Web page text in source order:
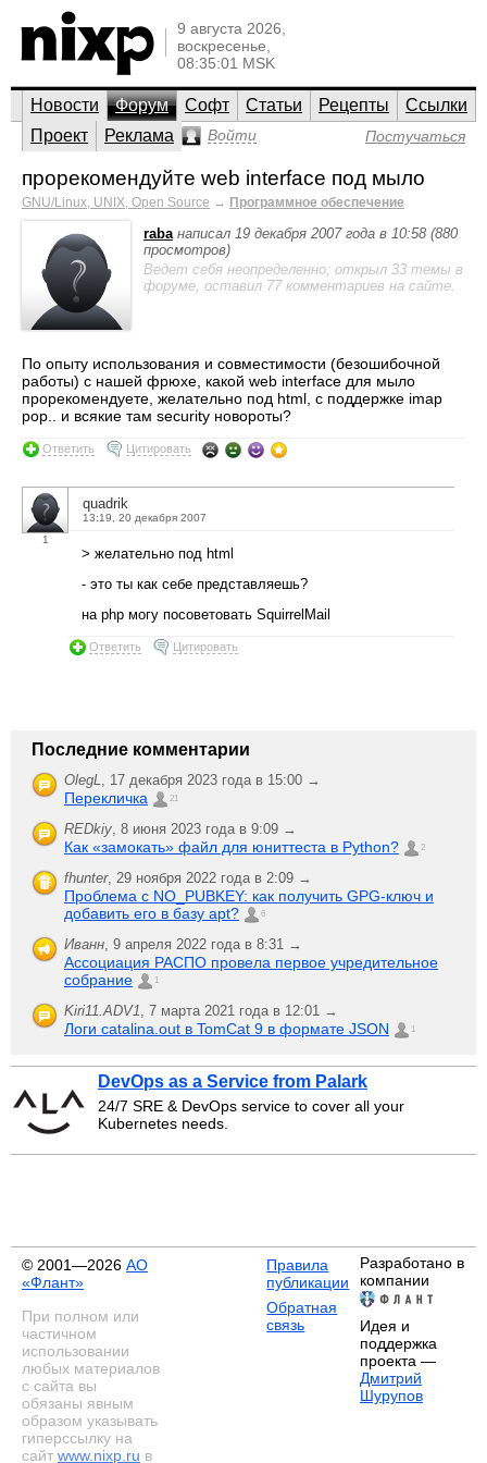
9 августа 2026,
воскресенье,
08:35:01 MSK
Новости Форум Софт Статьи Рецепты
Ссылки
Проект
Реклама Войти Постучаться
прорекомендуйте web interface под мыло
GNU/Linux, UNIX, Open Source → Программное обеспечение
raba написал 19 декабря 2007 года в 10:58 (880
просмотров)
Ведет себя неопределенно; открыл 33 темы в
форуме, оставил 77 комментариев на сайте.
По опыту использования и совместимости (безошибочной
работы) с нашей фрюхе, какой web interface для мыло
прорекомендуете, желательно под html, с поддержке imap
pop.. и всякие там security новороты?
Ответить Цитировать
1
quadrik
13:19, 20 декабря 2007
> желательно под html
- это ты как себе представляешь?
на php могу посоветовать SquirrelMail
Ответить Цитировать
Последние комментарии
OlegL, 17 декабря 2023 года в 15:00 →
Перекличка 21
REDkiy, 8 июня 2023 года в 9:09 →
Как «замокать» файл для юниттеста в Python? 2
fhunter, 29 ноября 2022 года в 2:09 →
Проблема с NO_PUBKEY: как получить GPG-ключ и
добавить его в базу apt?
6
Иванн, 9 апреля 2022 года в 8:31 →
Ассоциация РАСПО провела первое учредительное
собрание
1
Kiri11.ADV1, 7 марта 2021 года в 12:01 →
Логи catalina.out в TomCat 9 в формате JSON 1
DevOps as a Service from Palark
24/7 SRE & DevOps service to cover all your
Kubernetes needs.
© 2001—2026 АО
«Флант»
При полном или
частичном
использовании
любых материалов
с сайта вы
обязаны явным
образом указывать
гиперссылку на
сайт www.nixp.ru в
Правила
публикации
Обратная
связь
Разработано в
компании
Идея и
поддержка
проекта —
Дмитрий
Шурупов